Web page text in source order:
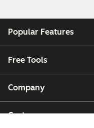
Popular Features
Free Tools
Company
Customers